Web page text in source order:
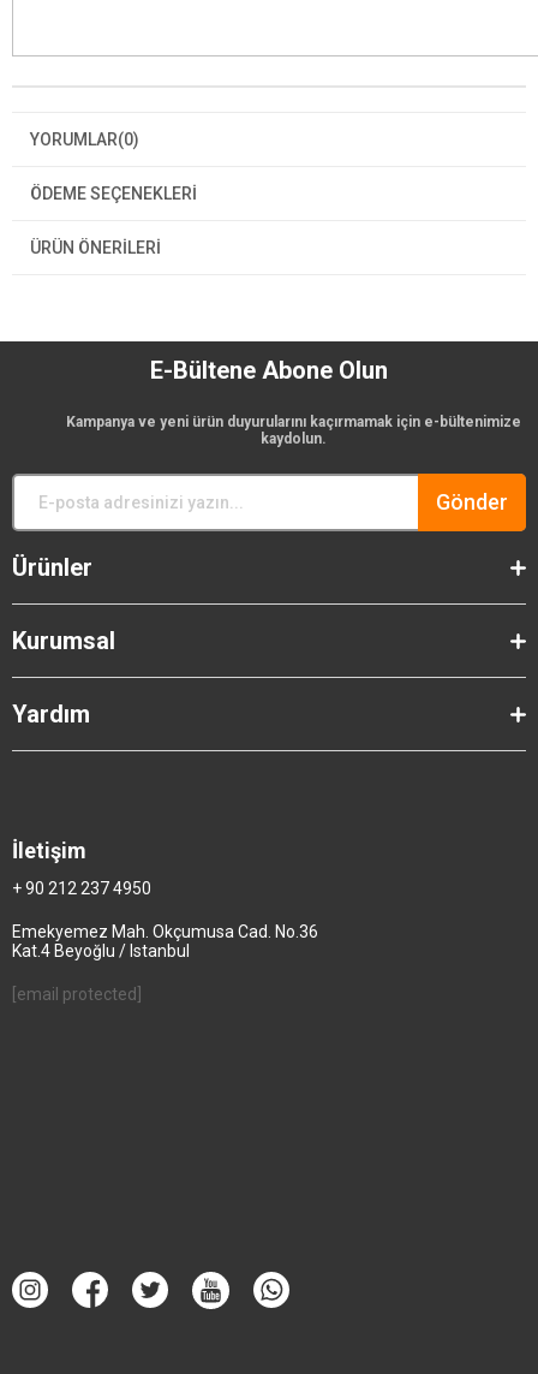
YORUMLAR(0)
ÖDEME SEÇENEKLERI
ÜRÜN ÖNERILERI
E-Bültene Abone Olun
Kampanya ve yeni ürün duyurularını kaçırmamak için e-bültenimize
kaydolun.
Gönder
Ürünler
Kurumsal
Yardım
İletişim
+ 90 212 237 4950
Emekyemez Mah. Okçumusa Cad. No.36
Kat.4 Beyoğlu / Istanbul
[email protected]